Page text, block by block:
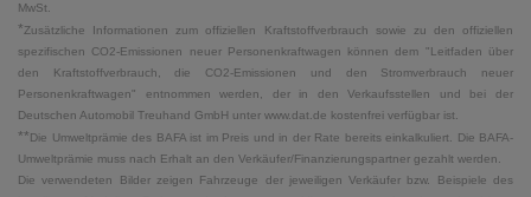
MwSt.
*Zusätzliche Informationen zum offiziellen Kraftstoffverbrauch sowie zu den offiziellen
spezifischen CO2-Emissionen neuer Personenkraftwagen können dem "Leitfaden über
den Kraftstoffverbrauch, die CO2-Emissionen und den Stromverbrauch neuer
Personenkraftwagen" entnommen werden, der in den Verkaufsstellen und bei der
Deutschen Automobil Treuhand GmbH unter www.dat.de kostenfrei verfügbar ist.
**Die Umweltprämie des BAFA ist im Preis und in der Rate bereits einkalkuliert. Die BAFA-
Umweltprämie muss nach Erhalt an den Verkäufer/Finanzierungspartner gezahlt werden.
Die verwendeten Bilder zeigen Fahrzeuge der jeweiligen Verkäufer bzw. Beispiele des